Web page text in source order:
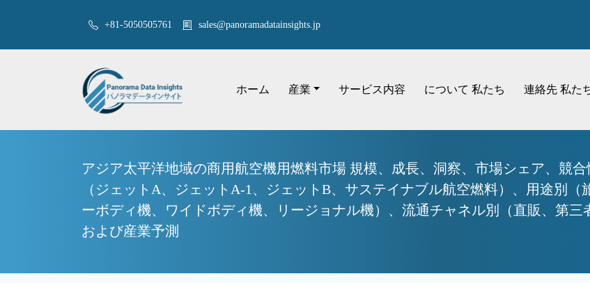
+81-5050505761 sales@panoramadatainsights.jp
ホーム 産業 サービス内容 について 私たち 連絡先 私た
アジア太平洋地域の商用航空機用燃料市場 規模、成長、洞察、市場シェア、競
（ジェットA、ジェットA-1、ジェットB、サステイナブル航空燃料）、用途別
ーボディ機、ワイドボディ機、リージョナル機）、流通チャネル別（直販、第三
および産業予測